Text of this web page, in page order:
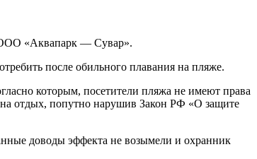
ООО «Аквапарк — Сувар».
после обильного плавания на пляже.
которым, посетители пляжа не имеют права
отдых, попутно нарушив Закон РФ «О защите
доводы эффекта не возымели и охранник